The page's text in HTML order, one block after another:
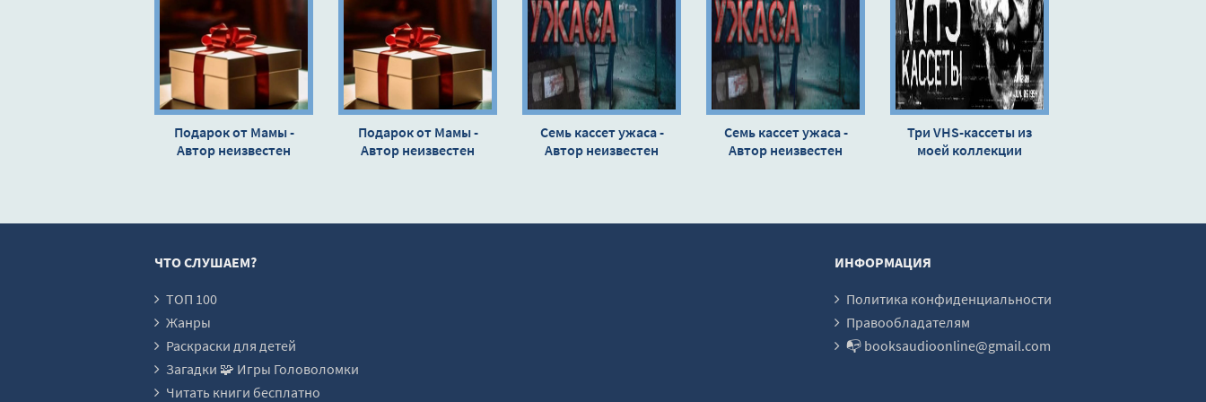
Подарок от Мамы -
Автор неизвестен
Подарок от Мамы -
Автор неизвестен
Семь кассет ужаса -
Автор неизвестен
Семь кассет ужаса -
Автор неизвестен
Три VHS-кассеты из
моей коллекции
ЧТО СЛУШАЕМ?
ТОП 100
Жанры
Раскраски для детей
Загадки 🧩 Игры Головоломки
Читать книги бесплатно
ИНФОРМАЦИЯ
Политика конфиденциальности
Правообладателям
📭 booksaudioonline@gmail.com